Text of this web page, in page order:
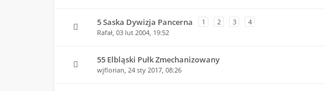
5 Saska Dywizja Pancerna 1 2 3
4
Rafał, 03 lut 2004, 19:52
55 Elbląski Pułk Zmechanizowany
wjflorian, 24 sty 2017, 08:26